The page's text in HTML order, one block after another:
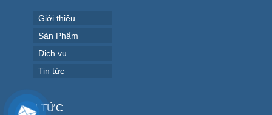
Giới thiệu
Sản Phẩm
Dịch vụ
Tin tức
TIN TỨC